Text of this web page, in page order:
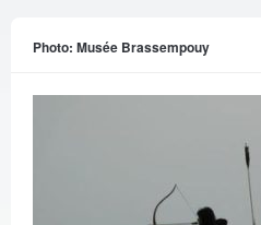
Photo: Musée Brassempouy